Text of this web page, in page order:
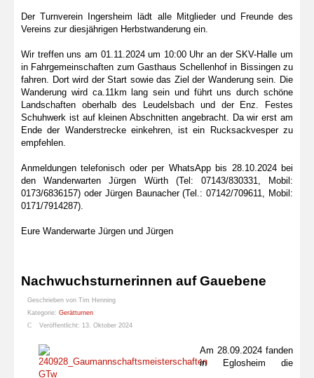
Der Turnverein Ingersheim lädt alle Mitglieder und Freunde des
Vereins zur diesjährigen Herbstwanderung ein.
Wir treffen uns am 01.11.2024 um 10:00 Uhr an der SKV-Halle um
in Fahrgemeinschaften zum Gasthaus Schellenhof in Bissingen zu
fahren. Dort wird der Start sowie das Ziel der Wanderung sein. Die
Wanderung wird ca.11km lang sein und führt uns durch schöne
Landschaften oberhalb des Leudelsbach und der Enz. Festes
Schuhwerk ist auf kleinen Abschnitten angebracht. Da wir erst am
Ende der Wanderstrecke einkehren, ist ein Rucksackvesper zu
empfehlen.
Anmeldungen telefonisch oder per WhatsApp bis 28.10.2024 bei
den Wanderwarten Jürgen Würth (Tel: 07143/830331, Mobil:
0173/6836157) oder Jürgen Baunacher (Tel.: 07142/709611, Mobil:
0171/7914287).
Eure Wanderwarte Jürgen und Jürgen
Nachwuchsturnerinnen auf Gauebene
Geschrieben von Tim Henning
Kategorie: Gerätturnen
Veröffentlicht: 13. Oktober 2024
Am 28.09.2024 fanden
in Eglosheim die